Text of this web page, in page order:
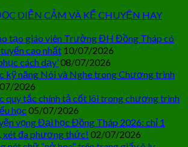
DIỄN CẢM VÀ KỂ CHUYỆN HAY
tạo giáo viên Trường ĐH Đồng Tháp có
cao nhất 10/07/2026
cách dạy’08/07/2026
kỹ năng Nói và Nghe trong Chương trình
2026
quy tắc chính tả cốt lõi trong chương trình
học 05/07/2026
vọng Đại học Đồng Tháp 2026: chỉ 1
xét đa phương thức! 02/07/2026